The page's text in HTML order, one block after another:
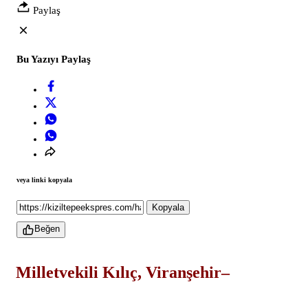
Paylaş
Bu Yazıyı Paylaş
veya linki kopyala
Kopyala
Beğen
Milletvekili Kılıç, Viranşehir–